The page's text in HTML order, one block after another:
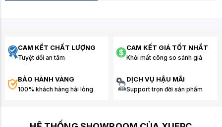
CAM KẾT CHẤT LƯỢNG
Tuyệt đối an tâm
CAM KẾT GIÁ TỐT NHẤT
Khỏi mất công so sánh giá
BẢO HÀNH VÀNG
100% khách hàng hài lòng
DỊCH VỤ HẬU MÃI
Support trọn đời sản phẩm